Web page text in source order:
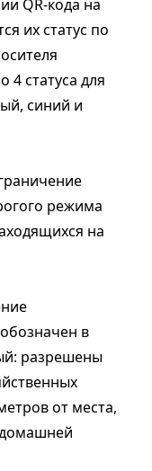
QR-кода на
их статус по
4 статуса для
синий и
режима
на
в
разрешены
от места,